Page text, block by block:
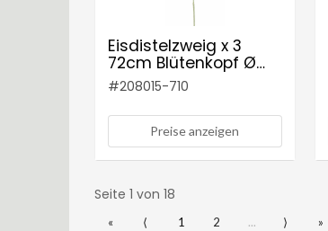
Eisdistelzweig x 3
72cm Blütenkopf Ø
ca. 3,5cm Farbe:
helllila
#208015-710
Preise anzeigen
Seite 1 von 18
« ⟨ 1 2 ... ⟩ »